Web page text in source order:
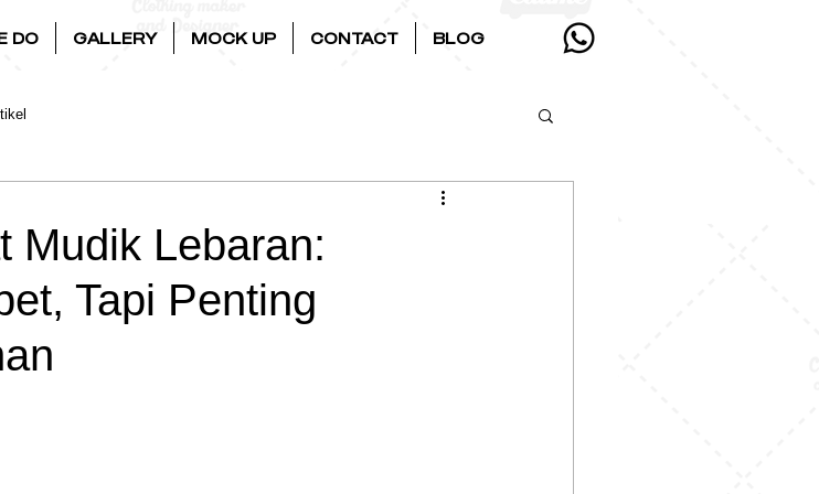
DO GALLERY MOCK UP CONTACT BLOG
Mudik Lebaran:
Tapi Penting